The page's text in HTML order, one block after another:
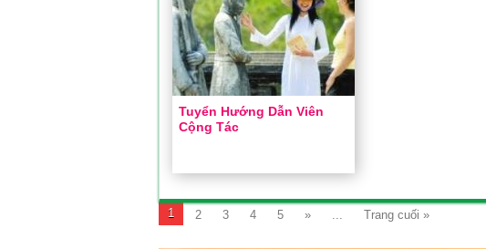
Xem chi tiết »
Tuyển Hướng Dẫn Viên
Cộng Tác
Cộng Tác
1 2 3 4 5 » ... Trang cuối »